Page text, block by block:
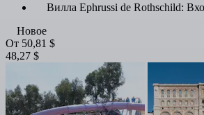
Вилла Ephrussi de Rothschild:
Новое
От 50,81 $
48,27 $